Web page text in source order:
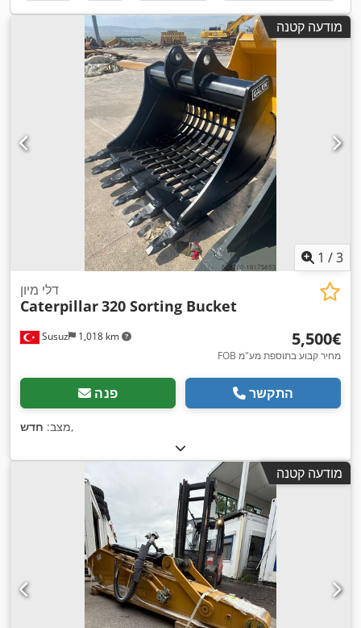
מודעה קטנה
1 /3
Susuz 1,018 km
דלי מיון
Caterpillar320 Sorting Bucket
‏5,500 ‏€
FOB מחיר קבוע בתוספת מע"מ
פנה התקשר
מצב: חדש ,
מודעה קטנה